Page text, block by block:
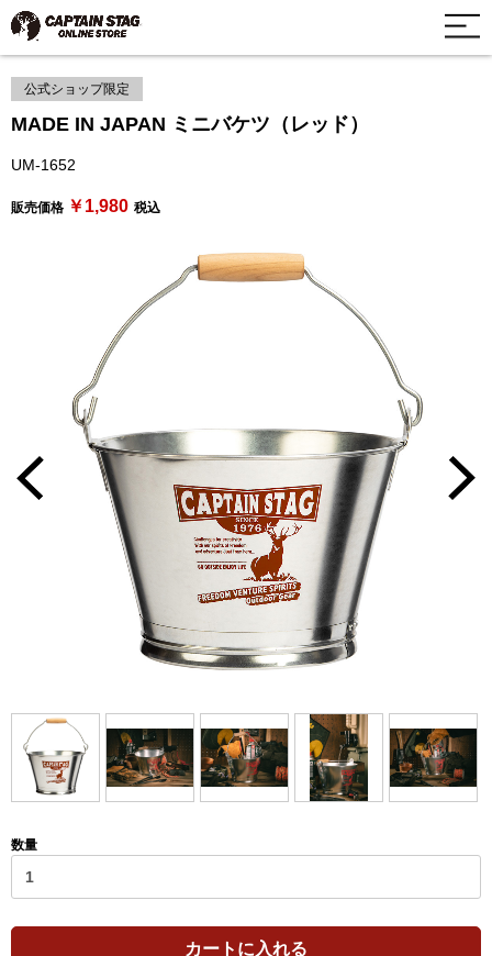
公式ショップ限定
MADE IN JAPAN ミニバケツ（レッド）
UM-1652
販売価格 ￥1,980 税込
数量
カートに入れる